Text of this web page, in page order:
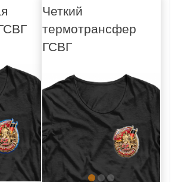
Четкий
термотрансфер
ГСВГ